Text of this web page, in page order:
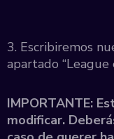
3. Escribiremos
apartado “League
IMPORTANTE:
modificar.